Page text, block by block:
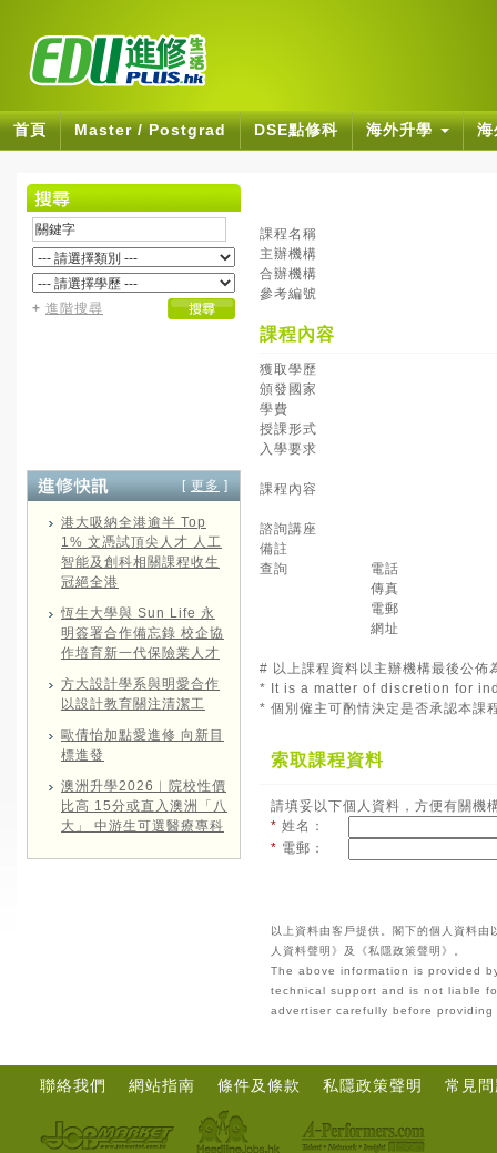
首頁 Master / Postgrad DSE點修科 海外升學
+ 進階搜尋
[ 更多 ]
港大吸納全港逾半 Top
1% 文憑試頂尖人才 人工
智能及創科相關課程收生
冠絕全港
恆生大學與 Sun Life 永
明簽署合作備忘錄 校企協
作培育新一代保險業人才
方大設計學系與明愛合作
以設計教育關注清潔工
歐倩怡加點愛進修 向新目
標進發
澳洲升學2026︱院校性價
比高 15分或直入澳洲「八
大」 中游生可選醫療專科
課程名稱
主辦機構
合辦機構
參考編號
課程內容
獲取學歷
頒發國家
學費
授課形式
入學要求
課程內容
諮詢講座
備註
查詢
電話
傳真
電郵
網址
# 以上課程資料以主辦機構最後公佈
* It is a matter of discretion for
* 個別僱主可酌情決定是否承認本課
索取課程資料
請填妥以下個人資料，方便有關機
* 姓名：
* 電郵：
以上資料由客戶提供。閣下的個人資料
人資料聲明》及《私隱政策聲明》。
The above information is provided
technical support and is not liable
advertiser carefully before
聯絡我們 網站指南 條件及條款 私隱政策聲明 常見